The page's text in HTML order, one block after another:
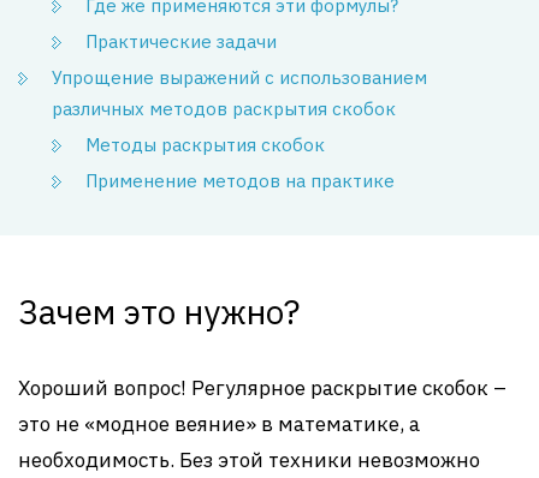
Где же применяются эти формулы?
Практические задачи
Упрощение выражений с использованием
различных методов раскрытия скобок
Методы раскрытия скобок
Применение методов на практике
Зачем это нужно?
Хороший вопрос! Регулярное раскрытие скобок –
это не «модное веяние» в математике, а
необходимость. Без этой техники невозможно